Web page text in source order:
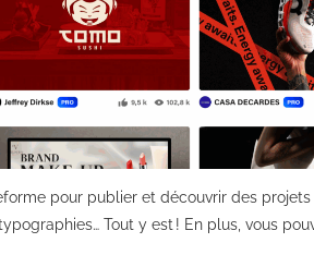
pour publier et découvrir des
Tout y est ! En plus, vous